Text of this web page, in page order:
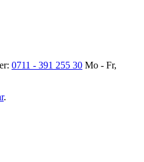
0711 - 391 255 30 Mo - Fr,
.